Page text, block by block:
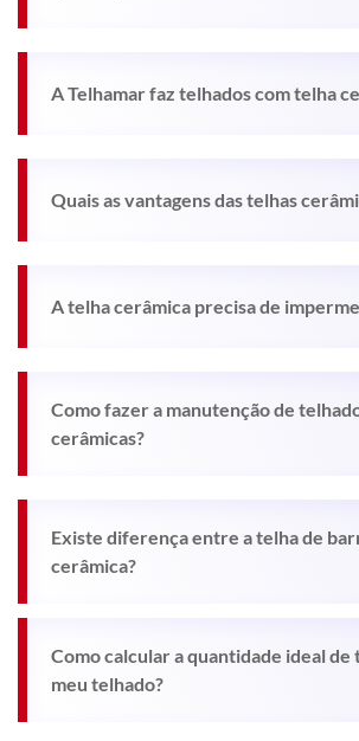
A Telhamar faz telhados com telha
Quais as vantagens das telhas
A telha cerâmica precisa de
Como fazer a manutenção de
cerâmicas?
Existe diferença entre a telha de
cerâmica?
Como calcular a quantidade ideal de
meu telhado?